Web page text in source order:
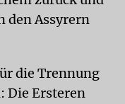
den Assyrern
die Trennung
Die Ersteren